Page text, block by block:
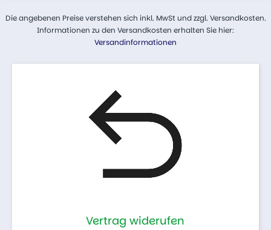
Die angebenen Preise verstehen sich inkl. MwSt und zzgl. Versandkosten.
Informationen zu den Versandkosten erhalten Sie hier:
Versandinformationen
Vertrag widerufen